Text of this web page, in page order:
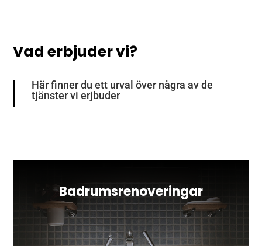
Vad erbjuder vi?
Här finner du ett urval över några av de
tjänster vi erjbuder
Badrumsrenoveringar